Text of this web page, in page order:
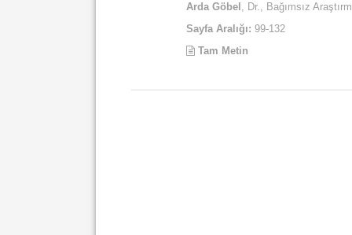
Arda Göbel , Dr., Bağımsız
Sayfa Aralığı: 99-132
Tam Metin